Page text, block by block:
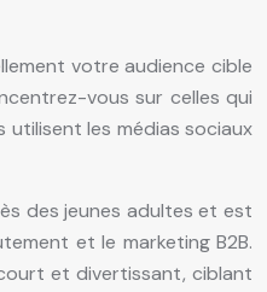
votre audience cible
vous sur celles qui
les médias sociaux
des jeunes adultes et est
et le marketing B2B.
et divertissant, ciblant